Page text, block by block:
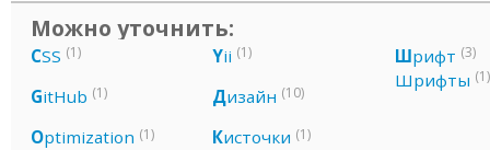
Можно уточнить:
CSS (1)
GitHub (1)
Optimization (1)
Yii (1)
Дизайн (10)
Кисточки (1)
Шрифт (3)
Шрифты (1)